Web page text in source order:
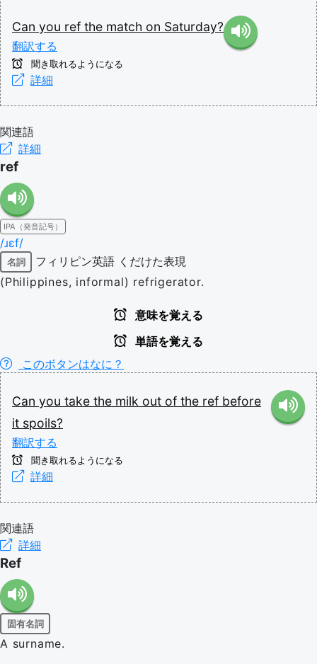
Can you ref the match on Saturday?
翻訳する
聞き取れるようになる
詳細
関連語
詳細
ref
IPA（発音記号）
/ɹɛf/
名詞 フィリピン英語 くだけた表現
(Philippines, informal) refrigerator.
意味を覚える
単語を覚える
このボタンはなに？
Can you take the milk out of the ref before
it spoils?
翻訳する
聞き取れるようになる
詳細
関連語
詳細
Ref
固有名詞
A surname.